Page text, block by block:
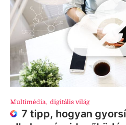
Multimédia, digitális világ
7 tipp, hogyan